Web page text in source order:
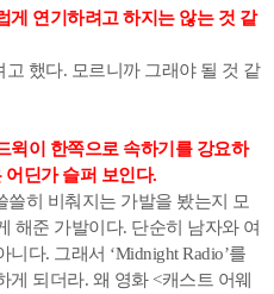
게 연기하려고 하지는 않는 것 같
했다. 모르니까 그래야 될 것 같
윅이 한쪽으로 속하기를 강요하
어딘가 슬퍼 보인다.
쓸히 비춰지는 가발을 봤는지 모
해준 가발이다. 단순히 남자와 여
다. 그래서 ‘Midnight Radio’를
되더라. 왜 영화 <캐스트 어웨